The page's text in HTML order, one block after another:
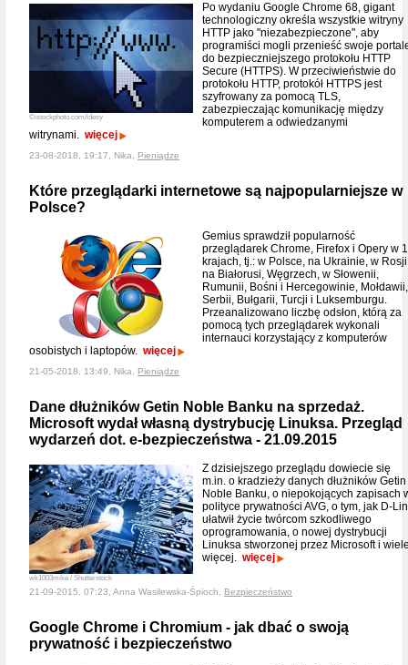
©istockphoto.com/idesy
Po wydaniu Google Chrome 68, gigant
technologiczny określa wszystkie witryny
HTTP jako "niezabezpieczone", aby
programiści mogli przenieść swoje
do bezpieczniejszego protokołu HTTP
Secure (HTTPS). W przeciwieństwie do
protokołu HTTP, protokół HTTPS jest
szyfrowany za pomocą TLS,
zabezpieczając komunikację między
komputerem a odwiedzanymi
witrynami. więcej
23-08-2018, 19:17, Nika, Pieniądze
Które przeglądarki internetowe są najpopularniejsze w
Polsce?
Gemius sprawdził popularność
przeglądarek Chrome, Firefox i Opery w
krajach, tj.: w Polsce, na Ukrainie, w
na Białorusi, Węgrzech, w Słowenii,
Rumunii, Bośni i Hercegowinie, Mołdawii,
Serbii, Bułgarii, Turcji i Luksemburgu.
Przeanalizowano liczbę odsłon, którą za
pomocą tych przeglądarek wykonali
internauci korzystający z komputerów
osobistych i laptopów. więcej
21-05-2018, 13:49, Nika, Pieniądze
Dane dłużników Getin Noble Banku na sprzedaż.
Microsoft wydał własną dystrybucję Linuksa. Przegląd
wydarzeń dot. e-bezpieczeństwa - 21.09.2015
wk1003mike / Shutterstock
Z dzisiejszego przeglądu dowiecie się
m.in. o kradzieży danych dłużników Getin
Noble Banku, o niepokojących zapisach
polityce prywatności AVG, o tym, jak D-
ułatwił życie twórcom szkodliwego
oprogramowania, o nowej dystrybucji
Linuksa stworzonej przez Microsoft i
więcej. więcej
21-09-2015, 07:23, Anna Wasilewska-Śpioch, Bezpieczeństwo
Google Chrome i Chromium - jak dbać o swoją
prywatność i bezpieczeństwo